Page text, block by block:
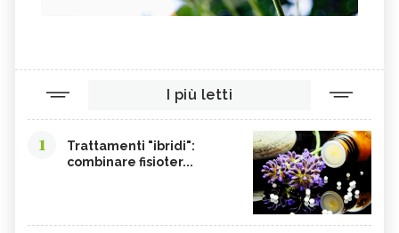
I più letti
1
Trattamenti "ibridi":
combinare fisioter...